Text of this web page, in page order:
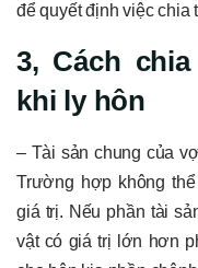
để quyết định việc chia
3, Cách
khi ly hôn
– Tài sản chung của
Trường hợp không
giá trị. Nếu phần tài
vật có giá trị lớn hơn